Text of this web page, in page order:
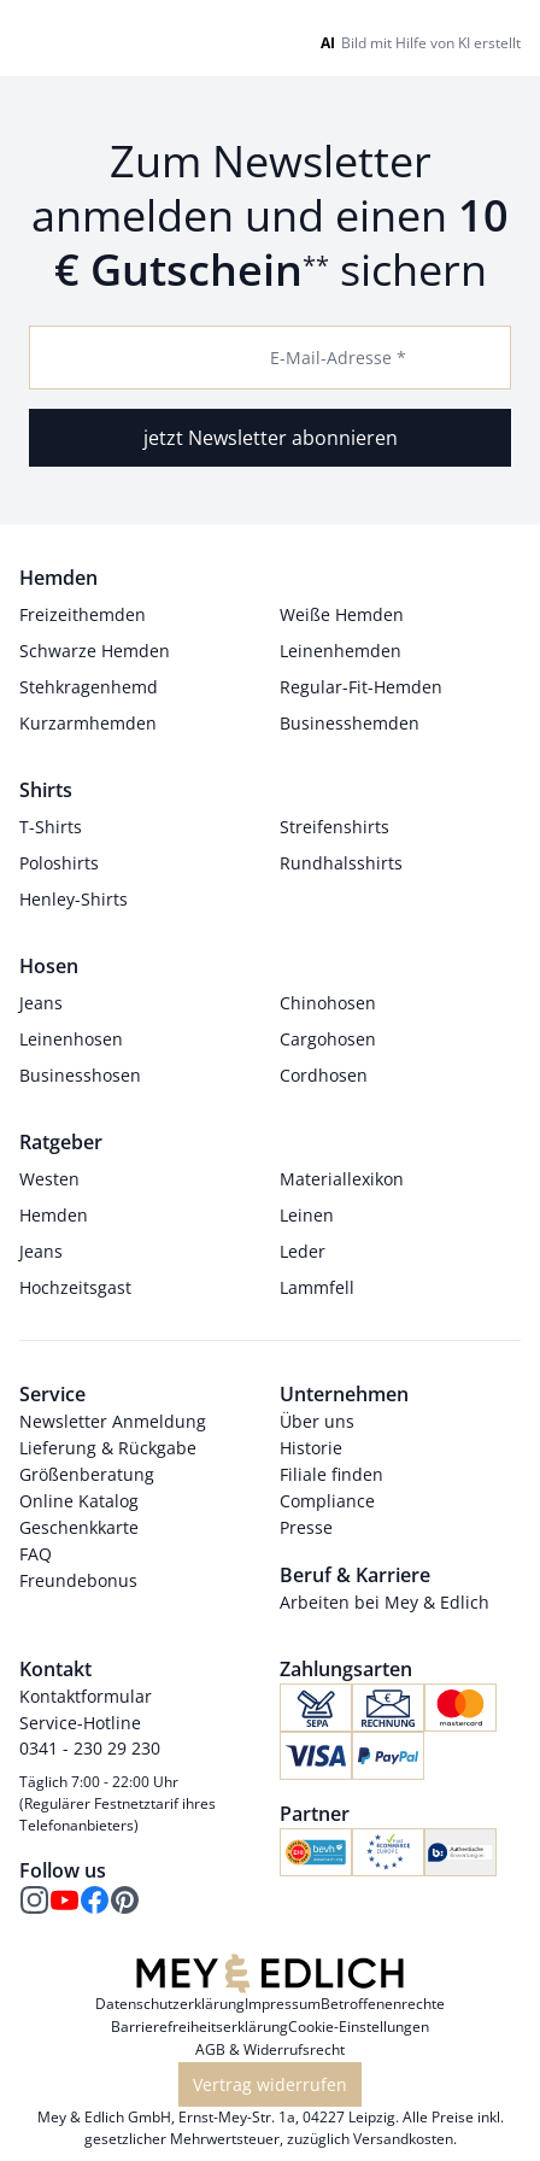
AI Bild mit Hilfe von KI erstellt
Zum Newsletter
anmelden und einen 10
€ Gutschein** sichern
E-Mail-Adresse *
jetzt Newsletter abonnieren
Hemden
Freizeithemden
Weiße Hemden
Schwarze Hemden
Leinenhemden
Stehkragenhemd
Regular-Fit-Hemden
Kurzarmhemden
Businesshemden
Shirts
T-Shirts
Streifenshirts
Poloshirts
Rundhalsshirts
Henley-Shirts
Hosen
Jeans
Chinohosen
Leinenhosen
Cargohosen
Businesshosen
Cordhosen
Ratgeber
Westen
Materiallexikon
Hemden
Leinen
Jeans
Leder
Hochzeitsgast
Lammfell
Service
Newsletter Anmeldung
Lieferung & Rückgabe
Größenberatung
Online Katalog
Geschenkkarte
FAQ
Freundebonus
Unternehmen
Über uns
Historie
Filiale finden
Compliance
Presse
Beruf & Karriere
Arbeiten bei Mey & Edlich
Kontakt
Kontaktformular
Service-Hotline
0341 - 230 29 230
Täglich 7:00 - 22:00 Uhr
(Regulärer Festnetztarif ihres
Telefonanbieters)
Follow us
Zahlungsarten
Partner
DatenschutzerklärungImpressumBetroffenenrechte
BarrierefreiheitserklärungCookie-Einstellungen
AGB & Widerrufsrecht
Vertrag widerrufen
Mey & Edlich GmbH, Ernst-Mey-Str. 1a, 04227 Leipzig. Alle Preise inkl.
gesetzlicher Mehrwertsteuer, zuzüglichVersandkosten.